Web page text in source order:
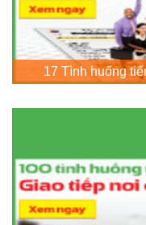
17 Tình huống